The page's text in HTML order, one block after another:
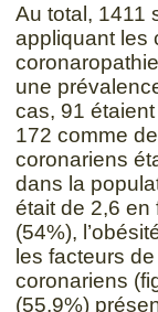
Au total, 1411
appliquant les
une
cas, 91
172 comme
coronariens
dans la
était de 2,6 en
(54%),
les facteurs
coronariens
(55,9%)